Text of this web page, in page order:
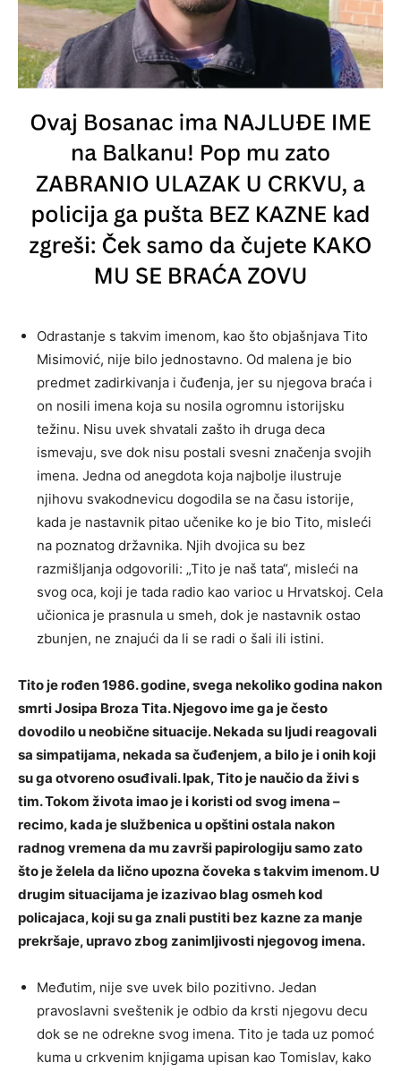
Odrastanje s takvim imenom, kao što objašnjava Tito
Misimović, nije bilo jednostavno. Od malena je bio
predmet zadirkivanja i čuđenja, jer su njegova braća i
on nosili imena koja su nosila ogromnu istorijsku
težinu. Nisu uvek shvatali zašto ih druga deca
ismevaju, sve dok nisu postali svesni značenja svojih
imena. Jedna od anegdota koja najbolje ilustruje
njihovu svakodnevicu dogodila se na času istorije,
kada je nastavnik pitao učenike ko je bio Tito, misleći
na poznatog državnika. Njih dvojica su bez
razmišljanja odgovorili: „Tito je naš tata“, misleći na
svog oca, koji je tada radio kao varioc u Hrvatskoj. Cela
učionica je prasnula u smeh, dok je nastavnik ostao
zbunjen, ne znajući da li se radi o šali ili istini.
Tito je rođen 1986. godine, svega nekoliko godina nakon
smrti Josipa Broza Tita. Njegovo ime ga je često
dovodilo u neobične situacije. Nekada su ljudi reagovali
sa simpatijama, nekada sa čuđenjem, a bilo je i onih koji
su ga otvoreno osuđivali. Ipak, Tito je naučio da živi s
tim. Tokom života imao je i koristi od svog imena –
recimo, kada je službenica u opštini ostala nakon
radnog vremena da mu završi papirologiju samo zato
što je želela da lično upozna čoveka s takvim imenom. U
drugim situacijama je izazivao blag osmeh kod
policajaca, koji su ga znali pustiti bez kazne za manje
prekršaje, upravo zbog zanimljivosti njegovog imena.
Međutim, nije sve uvek bilo pozitivno. Jedan
pravoslavni sveštenik je odbio da krsti njegovu decu
dok se ne odrekne svog imena. Tito je tada uz pomoć
kuma u crkvenim knjigama upisan kao Tomislav, kako